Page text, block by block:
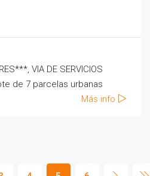
VIA DE SERVICIOS
de 7 parcelas urbanas
Más info